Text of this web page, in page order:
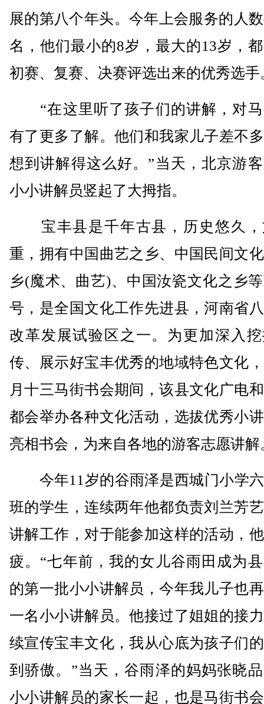
展的第八个年头。今年上会服务的人
名，他们最小的8岁，最大的13岁，
初赛、复赛、决赛评选出来的优秀选手
“在这里听了孩子们的讲解，对马
有了更多了解。他们和我家儿子差不
想到讲解得这么好。”当天，北京游
小小讲解员竖起了大拇指。
宝丰县是千年古县，历史悠久，
重，拥有中国曲艺之乡、中国民间文
乡(魔术、曲艺)、中国汝瓷文化之乡
号，是全国文化工作先进县，河南省
改革发展试验区之一。为更加深入
传、展示好宝丰优秀的地域特色文化
月十三马街书会期间，该县文化广电
都会举办各种文化活动，选拔优秀小
亮相书会，为来自各地的游客志愿讲解
今年11岁的谷雨泽是西城门小学
班的学生，连续两年他都负责刘兰芳
讲解工作，对于能参加这样的活动，
疲。“七年前，我的女儿谷雨田成为
的第一批小小讲解员，今年我儿子也
一名小小讲解员。他接过了姐姐的接
续宣传宝丰文化，我从心底为孩子们
到骄傲。”当天，谷雨泽的妈妈张晓
小小讲解员的家长一起，也是马街书